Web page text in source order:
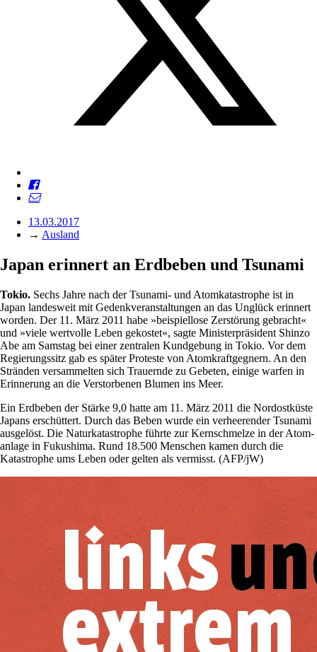
13.03.2017
→ Ausland
Japan erinnert an Erdbeben und Tsunami
Tokio. Sechs Jahre nach der Tsunami- und Atomkatastrophe ist in
Japan landesweit mit Gedenkveranstaltungen an das Unglück erinnert
worden. Der 11. März 2011 habe »beispiellose Zerstörung gebracht«
und »viele wertvolle Leben gekostet«, sagte Ministerpräsident Shinzo
Abe am Samstag bei einer zentralen Kundgebung in Tokio. Vor dem
Regierungssitz gab es später Proteste von Atomkraftgegnern. An den
Stränden versammelten sich Trauernde zu Gebeten, einige warfen in
Erinnerung an die Verstorbenen Blumen ins Meer.
Ein Erdbeben der Stärke 9,0 hatte am 11. März 2011 die Nordostküste
Japans erschüttert. Durch das Beben wurde ein verheerender Tsunami
ausgelöst. Die Naturkatastrophe führte zur Kernschmelze in der Atom­
anlage in Fukushima. Rund 18.500 Menschen kamen durch die
Katastrophe ums Leben oder gelten als vermisst. (AFP/jW)